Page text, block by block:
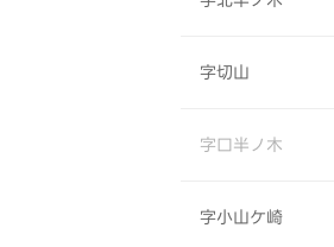
字切山
字口半ノ木
字小山ケ崎